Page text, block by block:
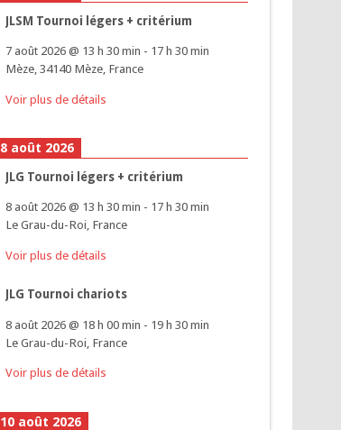
JLSM Tournoi légers + critérium
7 août 2026@ 13 h 30 min - 17 h 30 min
Mèze, 34140 Mèze, France
Voir plus de détails
8 août 2026
JLG Tournoi légers + critérium
8 août 2026@ 13 h 30 min - 17 h 30 min
Le Grau-du-Roi, France
Voir plus de détails
JLG Tournoi chariots
8 août 2026@ 18 h 00 min - 19 h 30 min
Le Grau-du-Roi, France
Voir plus de détails
10 août 2026